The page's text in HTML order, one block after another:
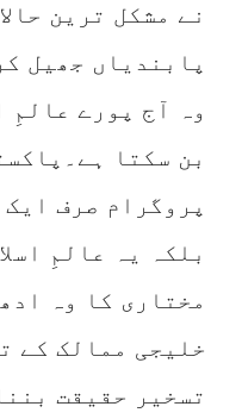
نے مشکل ترین
پابندیاں جھیل
وہ آج پورے عالمِ
بن سکتا
پروگرام صرف ایک
بلکہ یہ عالمِ
مختاری کا وہ
خلیجی ممالک کے
تسخیر حقیقت بننا